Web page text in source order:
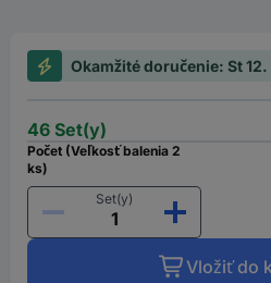
Okamžité doručenie: St 12.
46 Set(y)
Počet (Veľkosť balenia 2
ks)
Set(y)
Vložiť do